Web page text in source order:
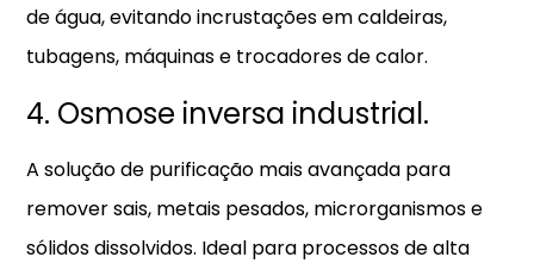
de água, evitando incrustações em caldeiras,
tubagens, máquinas e trocadores de calor.
4. Osmose inversa industrial.
A solução de purificação mais avançada para
remover sais, metais pesados, microrganismos e
sólidos dissolvidos. Ideal para processos de alta